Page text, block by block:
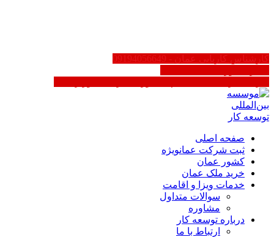
کارشناس کاریابی عمان - 09194056649
صفحه اصلی
ثبت شرکت عمانویژه
کشور عمان
خرید ملک عمان
خدمات ویزا و اقامت
سوالات متداول
مشاوره
درباره توسعه کار
ارتباط با ما